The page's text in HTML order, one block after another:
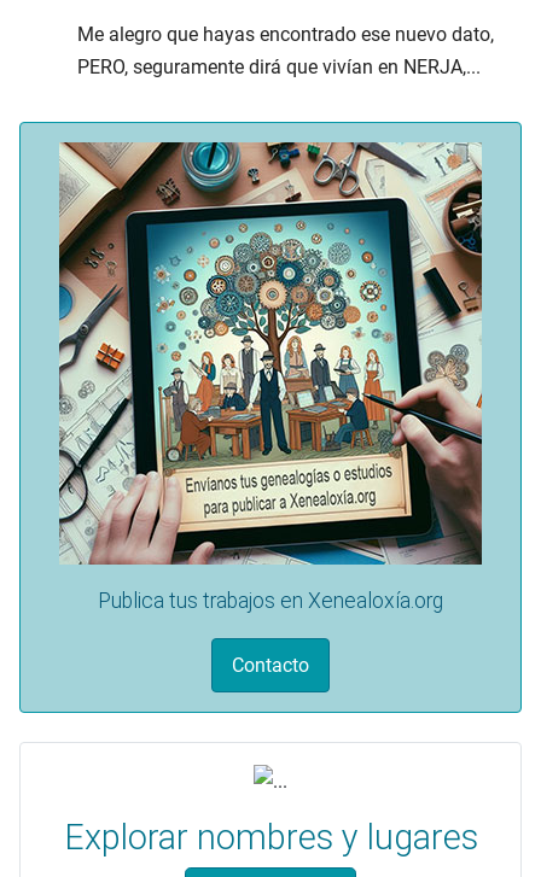
Me alegro que hayas encontrado ese nuevo dato,
PERO, seguramente dirá que vivían en NERJA,...
Publica tus trabajos en Xenealoxía.org
Contacto
Explorar nombres y lugares